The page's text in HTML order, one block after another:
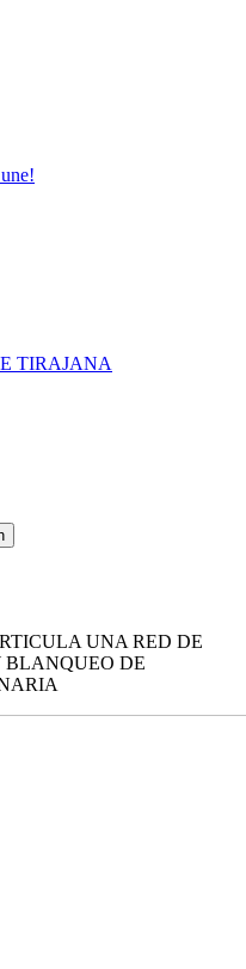
TIRAJANA
UNA RED DE
BLANQUEO DE